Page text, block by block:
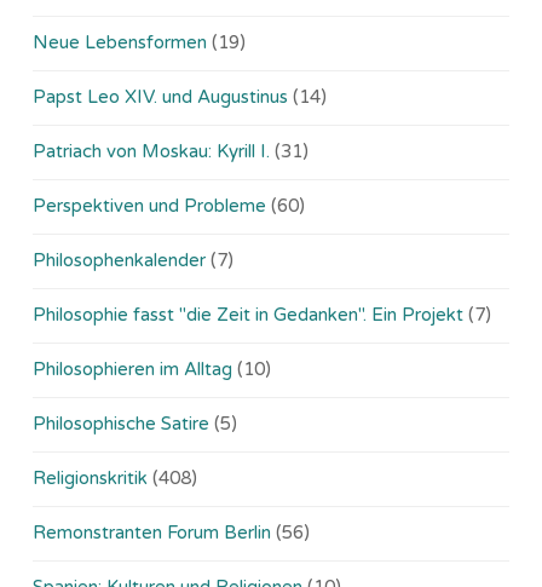
Neue Lebensformen (19)
Papst Leo XIV. und Augustinus (14)
Patriach von Moskau: Kyrill I. (31)
Perspektiven und Probleme (60)
Philosophenkalender (7)
Philosophie fasst "die Zeit in Gedanken". Ein Projekt (7)
Philosophieren im Alltag (10)
Philosophische Satire (5)
Religionskritik (408)
Remonstranten Forum Berlin (56)